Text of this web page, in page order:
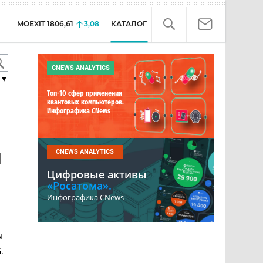
MOEXIT 1806,61 3,08 КАТАЛОГ
CNEWS ANALYTICS
Топ-10 сфер применения
квантовых компьютеров.
Инфографика CNews
CNEWS ANALYTICS
Цифровые активы
«Росатома».
Инфографика CNews